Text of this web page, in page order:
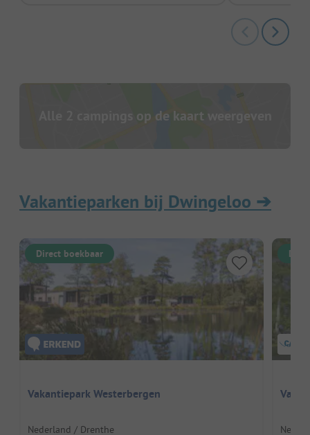
Alle 2 campings op de kaart weergeven
Vakantieparken bij Dwingeloo ➔
Direct boekbaar
Vakantiepark Westerbergen
Nederland / Drenthe